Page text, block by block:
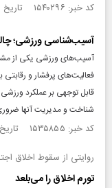
کد خبر: ۱۵۴۰۲۹۶ تاریخ انتشار : ۱۴۰۴/۱۱/۰۷
آسیب‌شناسی ورزشی؛
آسیب‌های ورزشی یکی از
فعالیت‌های پرفشار و
قابل توجهی بر عملکرد
شناخت و مدیریت آنها
کد خبر: ۱۵۳۵۸۵۵ تاریخ انتشار : ۱۴۰۴/۱۰/۰۴
روایتی از سقوط اخلاق
تورم اخلاق را می‌بلعد